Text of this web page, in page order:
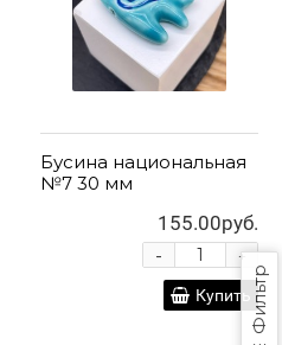
Фильтр
Бусина национальная
№7 30 мм
155.00руб.
+
-
Купить